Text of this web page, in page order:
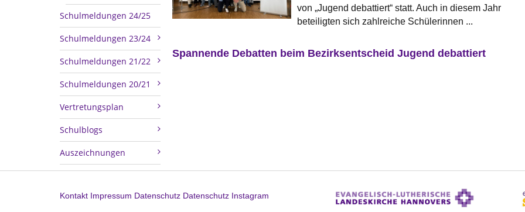
Schulmeldungen 24/25
Schulmeldungen 23/24
Schulmeldungen 21/22
Schulmeldungen 20/21
Vertretungsplan
Schulblogs
Auszeichnungen
von „Jugend debattiert“ statt. Auch in diesem Jahr
beteiligten sich zahlreiche Schülerinnen ...
Spannende Debatten beim Bezirksentscheid Jugend debattiert
Kontakt Impressum Datenschutz Datenschutz Instagram